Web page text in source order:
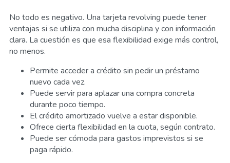
No todo es negativo. Una tarjeta revolving puede tener
ventajas si se utiliza con mucha disciplina y con información
clara. La cuestión es que esa flexibilidad exige más control,
no menos.
Permite acceder a crédito sin pedir un préstamo
nuevo cada vez.
Puede servir para aplazar una compra concreta
durante poco tiempo.
El crédito amortizado vuelve a estar disponible.
Ofrece cierta flexibilidad en la cuota, según contrato.
Puede ser cómoda para gastos imprevistos si se
paga rápido.